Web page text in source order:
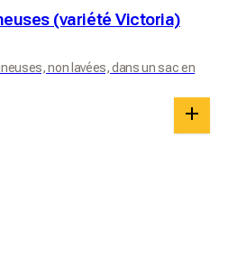
(variété Victoria)
non lavées, dans un sac en